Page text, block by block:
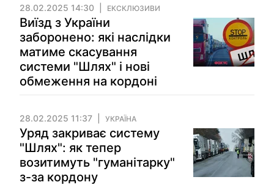
28.02.2025 14:30 ЕКСКЛЮЗИВИ
Виїзд з України
заборонено: які наслідки
матиме скасування
системи "Шлях" і нові
обмеження на кордоні
28.02.2025 11:37 УКРАЇНА
Уряд закриває систему
"Шлях": як тепер
возитимуть "гуманітарку"
з-за кордону